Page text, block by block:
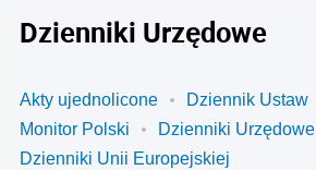
Dzienniki Urzędowe
Akty ujednolicone
Dziennik Ustaw
Monitor Polski
Dzienniki Urzędowe
Dzienniki Unii Europejskiej